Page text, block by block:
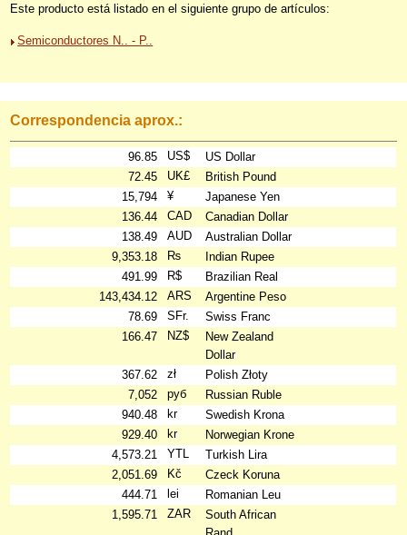
Este producto está listado en el siguiente grupo de artículos:
Semiconductores N.. - P..
Correspondencia aprox.:
96.85 US$
US Dollar
72.45
UK£
British Pound
15,794
¥
Japanese Yen
136.44
CAD
Canadian Dollar
138.49
AUD
Australian Dollar
9,353.18
₨
Indian Rupee
491.99
R$
Brazilian Real
143,434.12
ARS
Argentine Peso
78.69
SFr.
Swiss Franc
166.47
NZ$
New Zealand
Dollar
367.62
zł
Polish Złoty
7,052
руб
Russian Ruble
940.48
kr
Swedish Krona
929.40
kr
Norwegian Krone
4,573.21
YTL
Turkish Lira
2,051.69
Kč
Czeck Koruna
444.71
lei
Romanian Leu
1,595.71
ZAR
South African